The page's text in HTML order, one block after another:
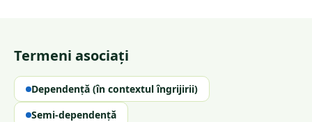
Termeni asociați
Dependență (în contextul îngrijirii)
Semi-dependență